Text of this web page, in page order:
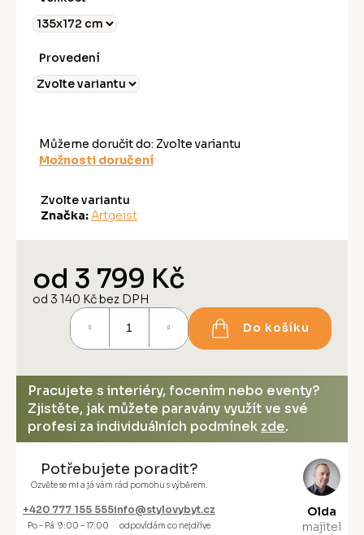
Provedení
Můžeme doručit do: Zvolte variantu
Možnosti doručení
Zvolte variantu
Značka: Artgeist
od 3 799 Kč
od 3 140 Kčbez DPH
Do košíku
Pracujete s interiéry, focením nebo eventy?
Zjistěte, jak můžete paravány využít ve své
profesi za individuálních podmínek zde.
Potřebujete poradit?
Ozvěte se mi a já vám rád pomohu s výběrem.
+420 777 155 555
Po – Pá 9:00 – 17:00
info@stylovybyt.cz
odpovídám co nejdříve
Olda
majitel